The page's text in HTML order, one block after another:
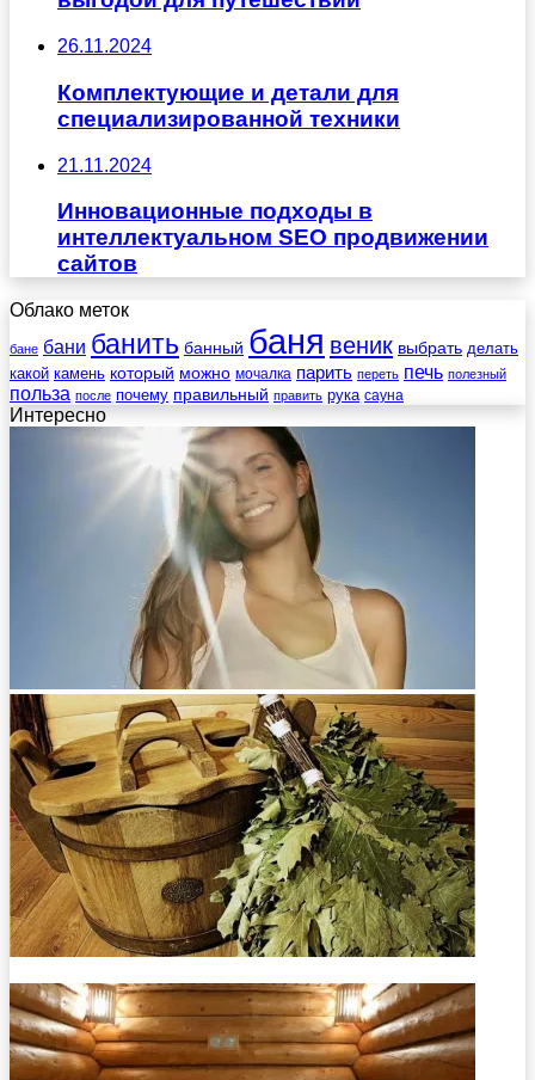
26.11.2024
Комплектующие и детали для
специализированной техники
21.11.2024
Инновационные подходы в
интеллектуальном SEO продвижении
сайтов
Облако меток
бане бани банить банный баня веник выбрать делать
какой камень который можно мочалка парить переть печь полезный
польза после почему правильный править рука сауна
Интересно